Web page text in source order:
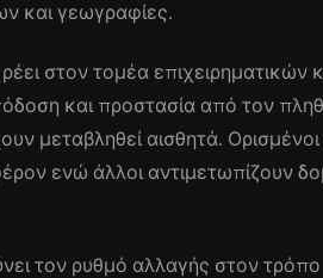
και γεωγραφίες.
στον τομέα επιχειρηματικών
και προστασία από τον
μεταβληθεί αισθητά. Ορισμένοι
ενώ άλλοι αντιμετωπίζουν
τον ρυθμό αλλαγής στον τρόπο